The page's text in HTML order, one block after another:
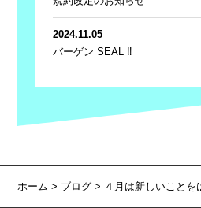
2024.11.05
バーゲン SEAL ‼
ホーム> ブログ > ４月は新しいことを